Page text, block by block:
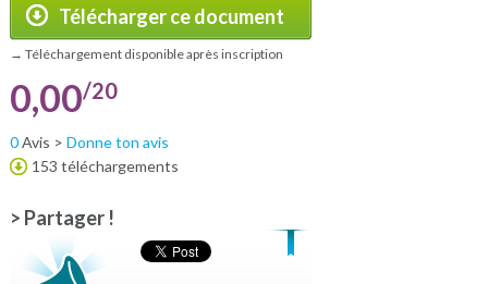
Télécharger ce document
→ Téléchargement disponible après inscription
0,00/20
0Avis > Donne ton avis
153 téléchargements
> Partager !